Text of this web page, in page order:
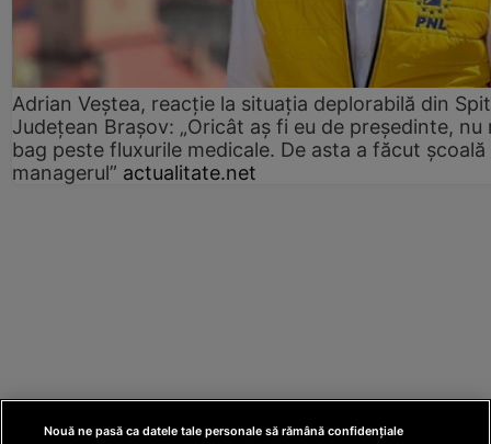
Adrian Veștea, reacție la situația deplorabilă din
Județean Brașov: „Oricât aș fi eu de președinte, nu
bag peste fluxurile medicale. De asta a făcut școală
managerul” actualitate.net
Nouă ne pasă ca datele tale personale să rămână confidențiale